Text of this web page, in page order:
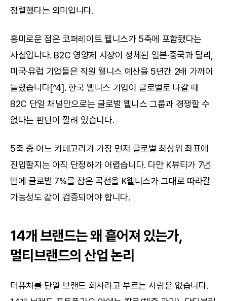
정렬했다는 의미입니다.
흥미로운 점은 코퍼레이트 웰니스가 5축에 포함됐다는
사실입니다. B2C 영양제 시장이 정체된 일본·중국과 달리,
미국·유럽 기업들은 직원 웰니스 예산을 5년간 2배 가까이
늘렸습니다[^4]. 한국 웰니스 기업이 글로벌로 나갈 때
B2C 단일 채널만으로는 글로벌 웰니스 그룹과 경쟁할 수
없다는 판단이 깔려 있습니다.
5축 중 어느 카테고리가 가장 먼저 글로벌 최상위 좌표에
진입할지는 아직 단정하기 어렵습니다. 다만 K뷰티가 7년
만에 글로벌 7%를 잡은 곡선을 K웰니스가 그대로 따라갈
가능성도 같이 검증되어야 합니다.
14개 브랜드는 왜 흩어져 있는가,
멀티브랜드의 산업 논리
더퓨처를 단일 브랜드 회사라고 부르는 사람은 없습니다.